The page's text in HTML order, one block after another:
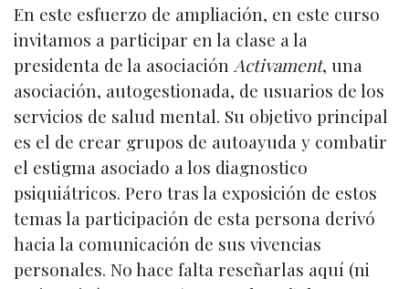
En este esfuerzo de ampliación, en este curso
invitamos a participar en la clase a la
presidenta de la asociación Activament, una
asociación, autogestionada, de usuarios de los
servicios de salud mental. Su objetivo principal
es el de crear grupos de autoayuda y combatir
el estigma asociado a los diagnostico
psiquiátricos. Pero tras la exposición de estos
temas la participación de esta persona derivó
hacia la comunicación de sus vivencias
personales. No hace falta reseñarlas aquí (ni